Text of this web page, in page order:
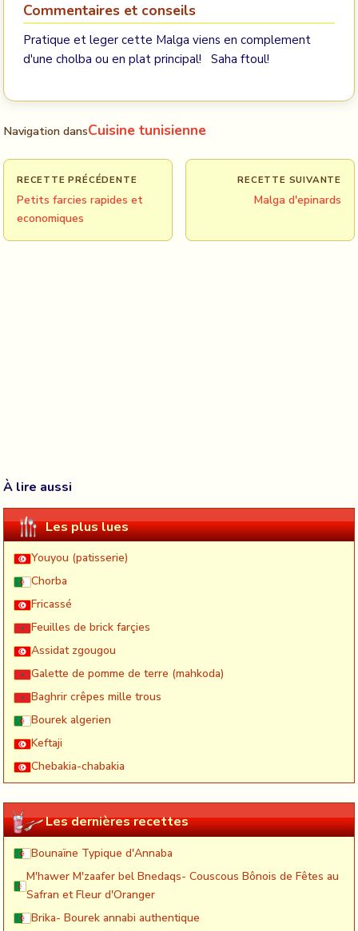
Commentaires et conseils
Pratique et leger cette Malga viens en complement
d'une cholba ou en plat principal! Saha ftoul!
Navigation dansCuisine tunisienne
RECETTE PRÉCÉDENTE
Petits farcies rapides et
economiques
RECETTE SUIVANTE
Malga d'epinards
À lire aussi
Les plus lues
Youyou (patisserie)
Chorba
Fricassé
Feuilles de brick farçies
Assidat zgougou
Galette de pomme de terre (mahkoda)
Baghrir crêpes mille trous
Bourek algerien
Keftaji
Chebakia-chabakia
Les dernières recettes
Bounaïne Typique d'Annaba
M'hawer M'zaafer bel Bnedaqs- Couscous Bônois de Fêtes au
Safran et Fleur d'Oranger
Brika- Bourek annabi authentique